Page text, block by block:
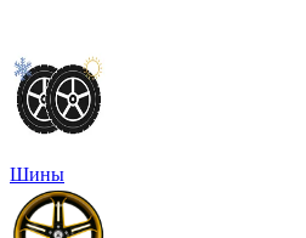
Шины